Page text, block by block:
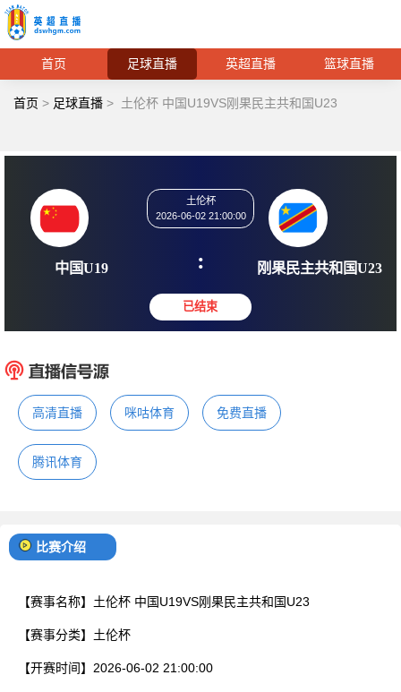
首页 足球直播 英超直播 篮球直播
首页 > 足球直播 > 土伦杯 中国U19VS刚果民主共和国U23
中国U19
2026-06-02 21:00:00
: 刚果民主
高清直播 咪咕体育 免费直播
腾讯体育
比赛介绍
【赛事名称】 土伦杯 中国U19VS刚果民主共和国U23
【赛事分类】 土伦杯
【开赛时间】 2026-06-02 21:00:00